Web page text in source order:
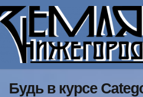
Будь в курсе